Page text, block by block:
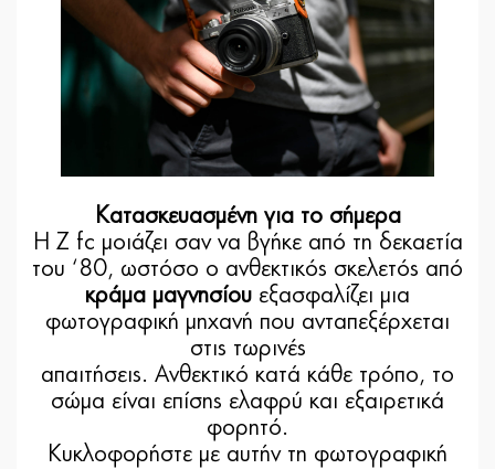
Κατασκευασμένη για το σήμερα
Η Z fc μοιάζει σαν να βγήκε από τη δεκαετία
του ‘80, ωστόσο ο ανθεκτικός σκελετός από
κράμα μαγνησίου εξασφαλίζει μια
φωτογραφική μηχανή που ανταπεξέρχεται
στις τωρινές
απαιτήσεις. Ανθεκτικό κατά κάθε τρόπο, το
σώμα είναι επίσης ελαφρύ και εξαιρετικά
φορητό.
Κυκλοφορήστε με αυτήν τη φωτογραφική